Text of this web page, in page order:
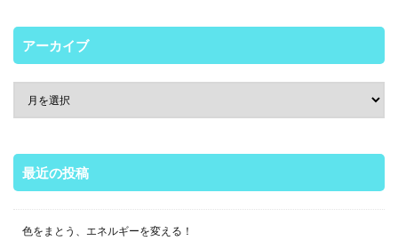
アーカイブ
最近の投稿
色をまとう、エネルギーを変える！